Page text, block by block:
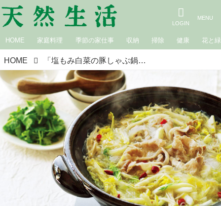
HOME 家庭料理 季節の家仕事 収納 掃除 健康 花と緑
HOME 「塩もみ白菜の豚しゃぶ鍋」のつくり方。シメは、お茶漬けで｜大庭英子さんの鍋レシピ